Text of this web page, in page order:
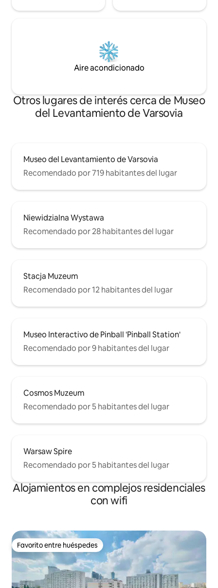
Aire acondicionado
Otros lugares de interés cerca de Museo
del Levantamiento de Varsovia
Museo del Levantamiento de Varsovia
Recomendado por 719 habitantes del lugar
Niewidzialna Wystawa
Recomendado por 28 habitantes del lugar
Stacja Muzeum
Recomendado por 12 habitantes del lugar
Museo Interactivo de Pinball 'Pinball Station'
Recomendado por 9 habitantes del lugar
Cosmos Muzeum
Recomendado por 5 habitantes del lugar
Warsaw Spire
Recomendado por 5 habitantes del lugar
Alojamientos en complejos residenciales
con wifi
Favorito entre huéspedes
Favorito entre huéspedes